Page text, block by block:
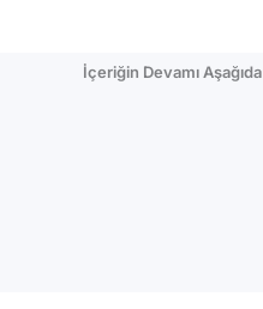
İçeriğin Devamı Aşağıda